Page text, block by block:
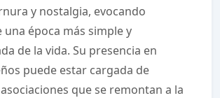
y nostalgia, evocando
una época más simple y
de la vida. Su presencia en
puede estar cargada de
que se remontan a la